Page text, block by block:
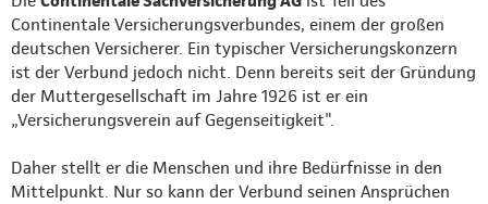
Continentale Versicherungsverbundes, einem der großen
deutschen Versicherer. Ein typischer Versicherungskonzern
ist der Verbund jedoch nicht. Denn bereits seit der Gründung
der Muttergesellschaft im Jahre 1926 ist er ein
„Versicherungsverein auf Gegenseitigkeit".
Daher stellt er die Menschen und ihre Bedürfnisse in den
Mittelpunkt. Nur so kann der Verbund seinen Ansprüchen